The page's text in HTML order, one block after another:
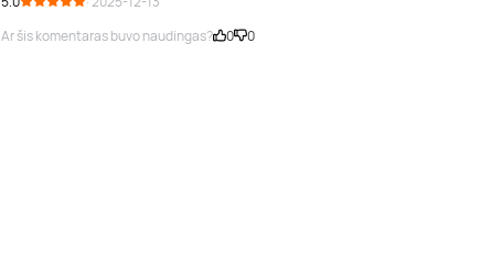
Ar šis komentaras buvo naudingas?
0 0